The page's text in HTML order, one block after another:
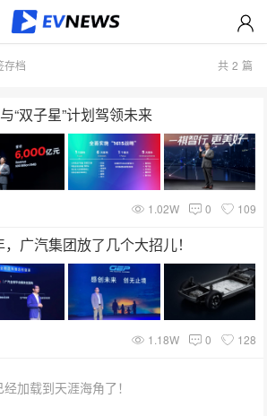
存档 共 2 篇
“双子星”计划驾领未来
1.02W 0 109
广汽集团放了几个大招儿！
1.18W 0 128
经加载到天涯海角了！